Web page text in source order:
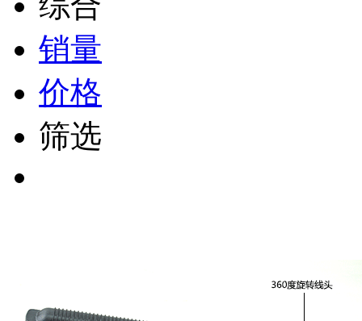
销量
价格
筛选